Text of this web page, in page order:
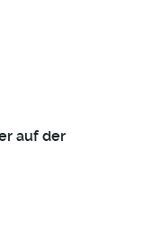
auf der